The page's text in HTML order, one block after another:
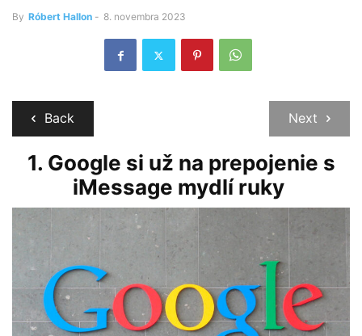
By Róbert Hallon - 8. novembra 2023
Back Next
1. Google si už na prepojenie s
iMessage mydlí ruky